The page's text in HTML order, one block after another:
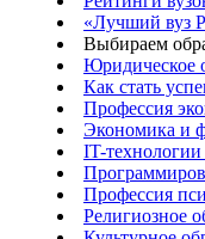
«Лучший вуз
Выбираем
Юридическое
Как стать
Профессия
Экономика и
IT-
Профессия
Религиозное